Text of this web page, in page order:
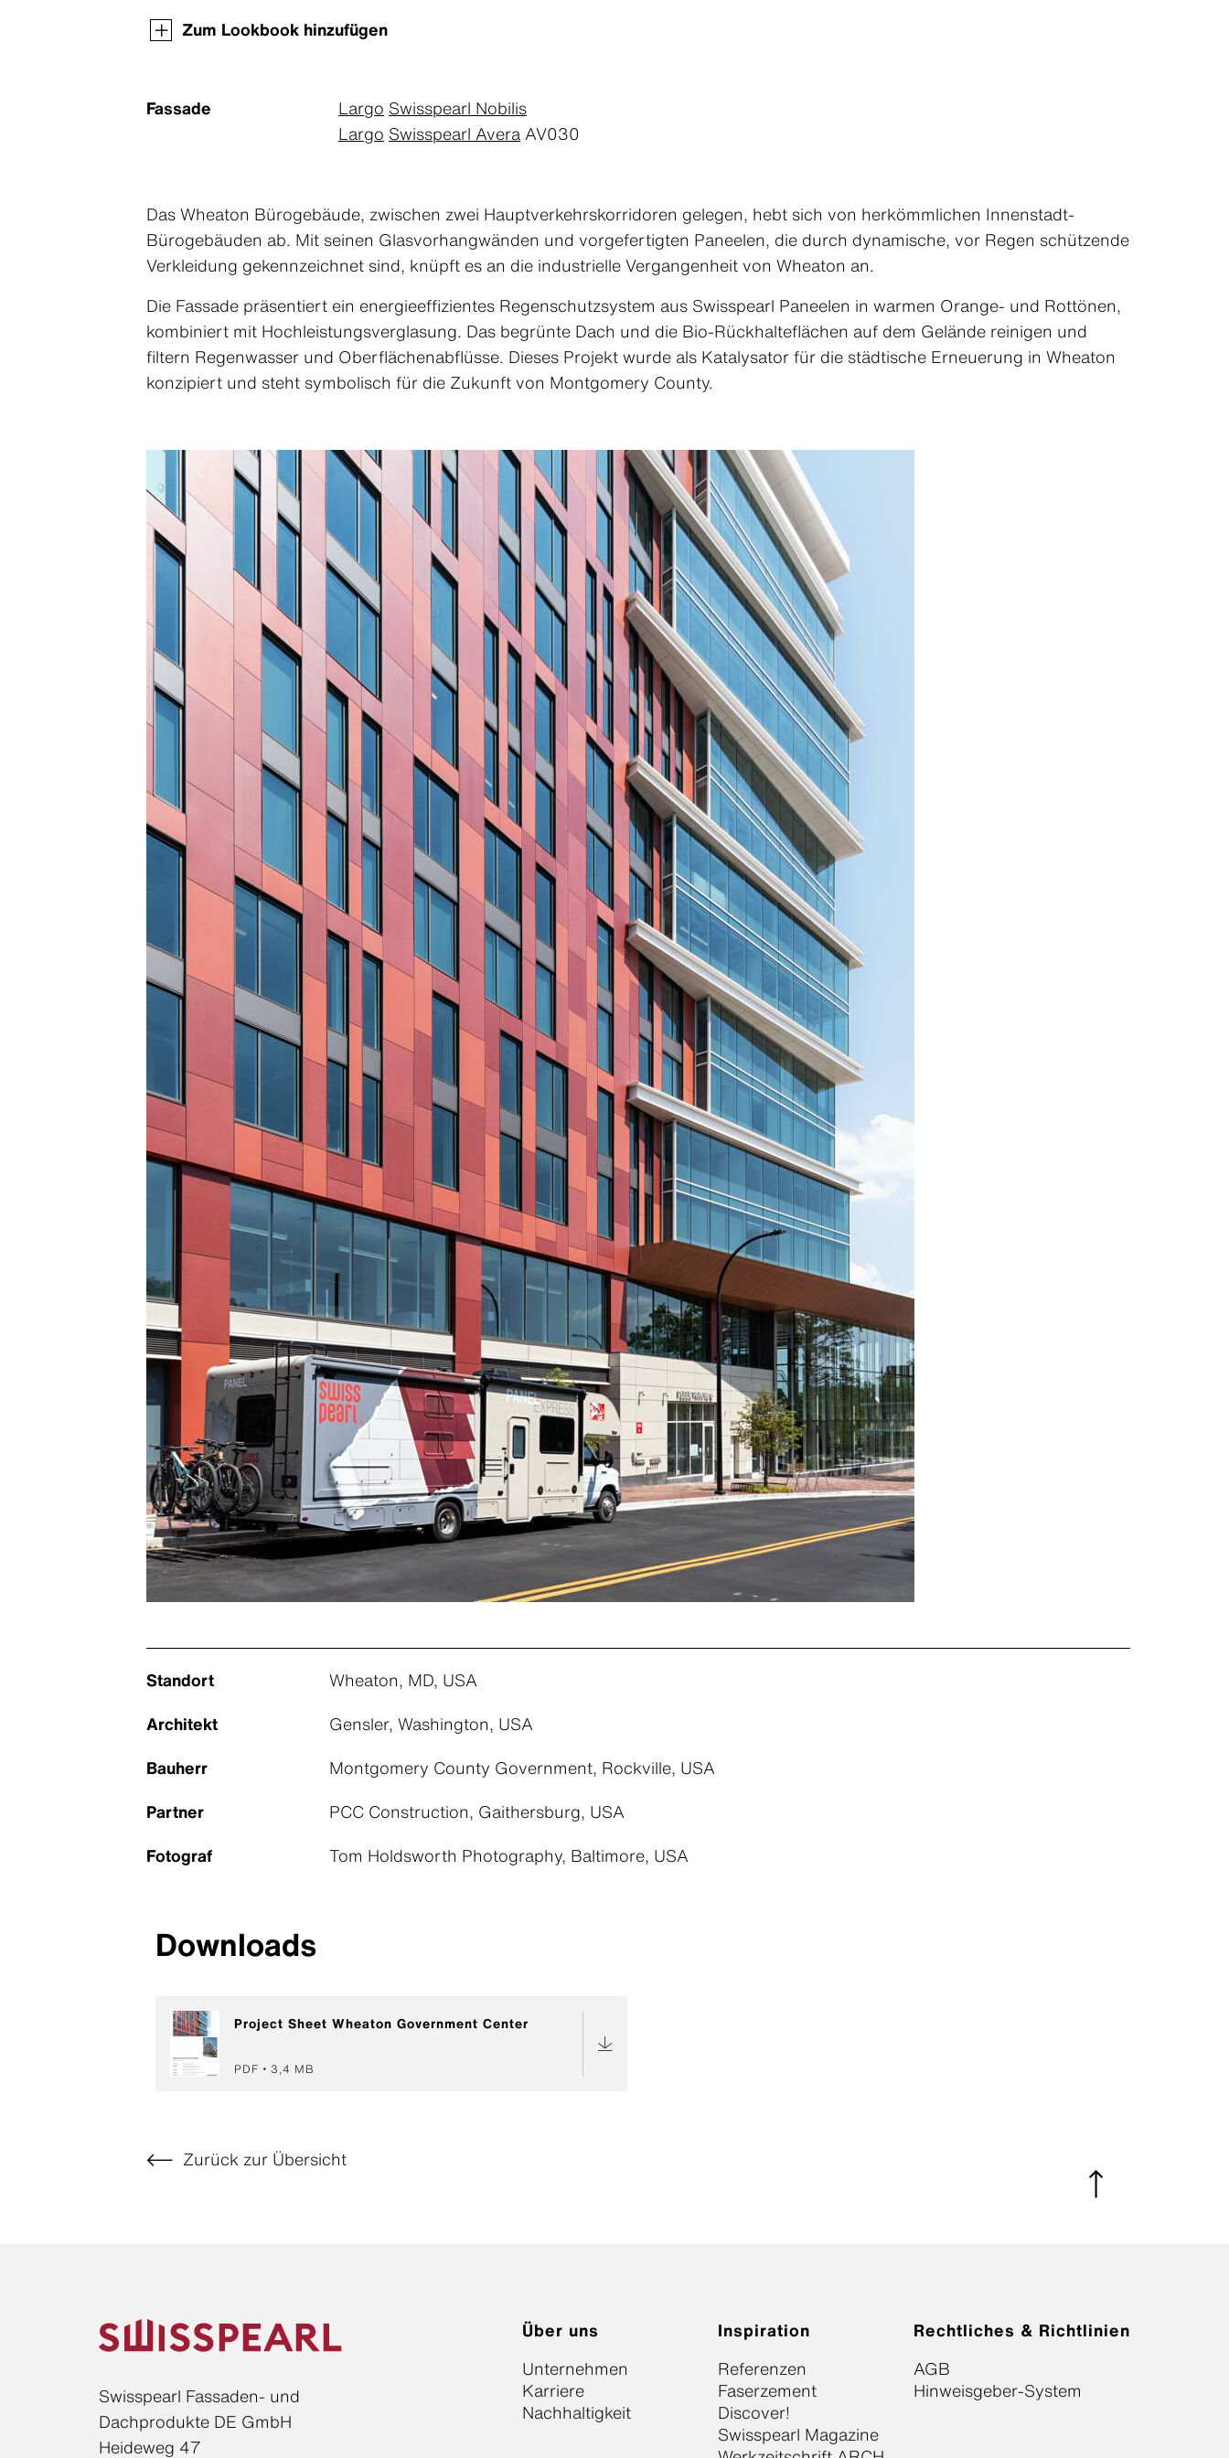
Zum Lookbook hinzufügen
Fassade Largo Swisspearl Nobilis
Largo Swisspearl AveraAV030
Das Wheaton Bürogebäude, zwischen zwei Hauptverkehrskorridoren gelegen, hebt sich von herkömmlichen Innenstadt-
Bürogebäuden ab. Mit seinen Glasvorhangwänden und vorgefertigten Paneelen, die durch dynamische, vor Regen schützende
Verkleidung gekennzeichnet sind, knüpft es an die industrielle Vergangenheit von Wheaton an.
Die Fassade präsentiert ein energieeffizientes Regenschutzsystem aus Swisspearl Paneelen in warmen Orange- und Rottönen,
kombiniert mit Hochleistungsverglasung. Das begrünte Dach und die Bio-Rückhalteflächen auf dem Gelände reinigen und
filtern Regenwasser und Oberflächenabflüsse. Dieses Projekt wurde als Katalysator für die städtische Erneuerung in Wheaton
konzipiert und steht symbolisch für die Zukunft von Montgomery County.
Standort
Wheaton, MD, USA
Architekt
Gensler, Washington, USA
Bauherr
Montgomery County Government, Rockville, USA
Partner
PCC Construction, Gaithersburg, USA
Fotograf
Tom Holdsworth Photography, Baltimore, USA
Downloads
Project Sheet Wheaton Government Center
PDF 3,4 MB
Zurück zur Übersicht
Swisspearl Fassaden- und
Dachprodukte DE GmbH
Heideweg 47
Über uns
Unternehmen
Karriere
Nachhaltigkeit
Inspiration
Referenzen
Faserzement
Discover!
Swisspearl Magazine
Rechtliches & Richtlinien
AGB
Hinweisgeber-System